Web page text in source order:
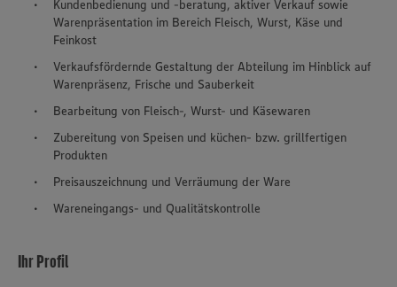
Kundenbedienung und -beratung, aktiver Verkauf sowie
Warenpräsentation im Bereich Fleisch, Wurst, Käse und
Feinkost
Verkaufsfördernde Gestaltung der Abteilung im Hinblick auf
Warenpräsenz, Frische und Sauberkeit
Bearbeitung von Fleisch-, Wurst- und Käsewaren
Zubereitung von Speisen und küchen- bzw. grillfertigen
Produkten
Preisauszeichnung und Verräumung der Ware
Wareneingangs- und Qualitätskontrolle
Ihr Profil